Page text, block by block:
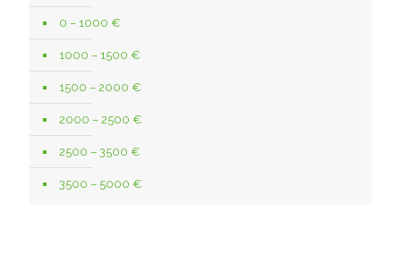
0 – 1000 €
1000 – 1500 €
1500 – 2000 €
2000 – 2500 €
2500 – 3500 €
3500 – 5000 €